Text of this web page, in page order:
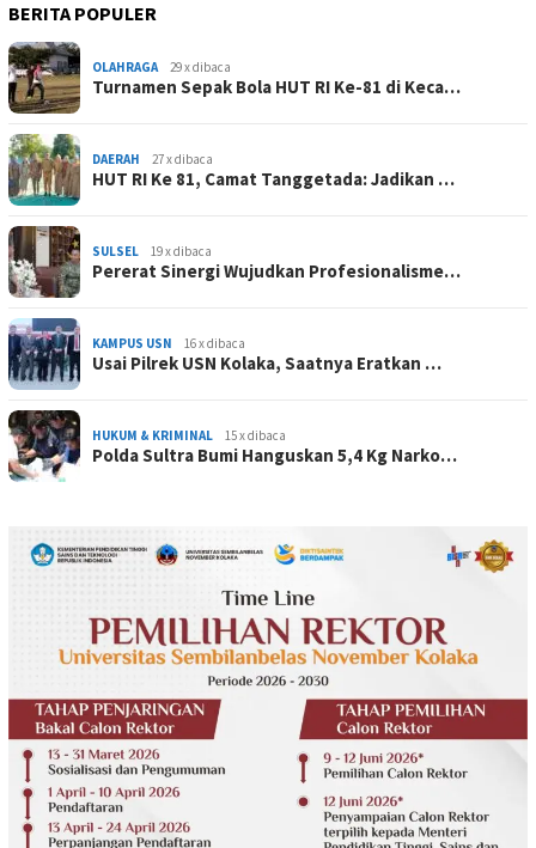
BERITA POPULER
OLAHRAGA 29 x dibaca
Turnamen Sepak Bola HUT RI Ke-81 di Keca…
DAERAH 27 x dibaca
HUT RI Ke 81, Camat Tanggetada: Jadikan …
SULSEL 19 x dibaca
Pererat Sinergi Wujudkan Profesionalisme…
KAMPUS USN 16 x dibaca
Usai Pilrek USN Kolaka, Saatnya Eratkan …
HUKUM & KRIMINAL 15 x dibaca
Polda Sultra Bumi Hanguskan 5,4 Kg Narko…